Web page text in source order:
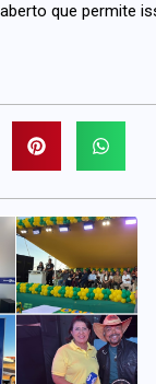
que permite